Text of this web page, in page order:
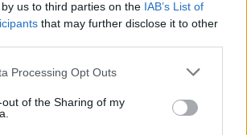
us to third parties on the IAB’s List of
that may further disclose it to other
Processing Opt Outs
of the Sharing of my
by TIN MAN ART (@tin.man.art)